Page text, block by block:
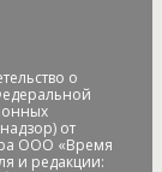
о
от
ООО «Время
и редакции: